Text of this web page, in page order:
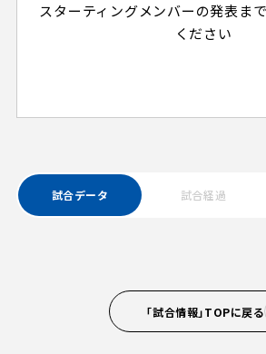
スターティングメンバーの発表ま
ください
試合データ 試合経過
「試合情報」TOPに戻る